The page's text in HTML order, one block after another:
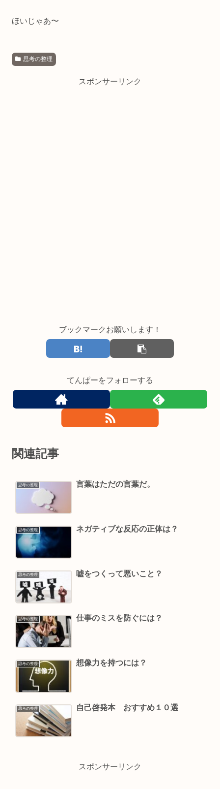
ほいじゃあ〜
思考の整理
スポンサーリンク
ブックマークお願いします！
てんぱーをフォローする
関連記事
思考の整理 言葉はただの言葉だ。
思考の整理 ネガティブな反応の正体は？
思考の整理 嘘をつくって悪いこと？
思考の整理 仕事のミスを防ぐには？
思考の整理 想像力を持つには？
思考の整理 自己啓発本 おすすめ１０選
スポンサーリンク